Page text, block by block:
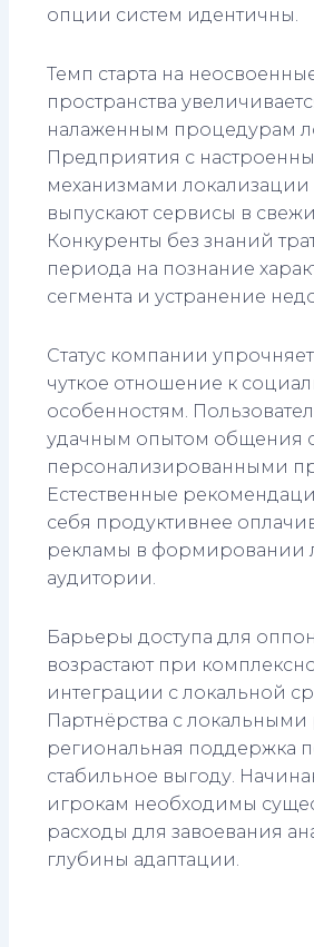
опции систем идентичны.
Темп старта на
пространства
налаженным процедурам
Предприятия с
механизмами локализации
выпускают сервисы в
Конкуренты без знаний
периода на познание
сегмента и устранение
Статус компании
чуткое отношение к
особенностям.
удачным опытом общения
персонализированными
Естественные
себя продуктивнее
рекламы в формировании
аудитории.
Барьеры доступа для
возрастают при
интеграции с локальной
Партнёрства с
региональная поддержка
стабильное выгоду.
игрокам необходимы
расходы для завоевания
глубины адаптации.